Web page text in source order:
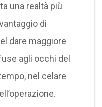
una realtà più
di
dare maggiore
agli occhi del
nel celare